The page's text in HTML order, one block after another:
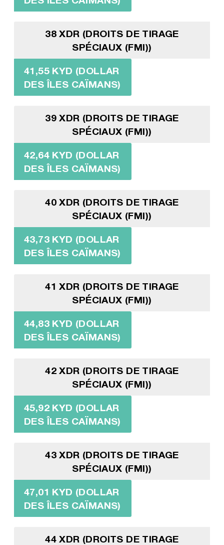
38 XDR (DROITS DE TIRAGE
SPÉCIAUX (FMI))
41,55 KYD (DOLLAR
DES ÎLES CAÏMANS)
39 XDR (DROITS DE TIRAGE
SPÉCIAUX (FMI))
42,64 KYD (DOLLAR
DES ÎLES CAÏMANS)
40 XDR (DROITS DE TIRAGE
SPÉCIAUX (FMI))
43,73 KYD (DOLLAR
DES ÎLES CAÏMANS)
41 XDR (DROITS DE TIRAGE
SPÉCIAUX (FMI))
44,83 KYD (DOLLAR
DES ÎLES CAÏMANS)
42 XDR (DROITS DE TIRAGE
SPÉCIAUX (FMI))
45,92 KYD (DOLLAR
DES ÎLES CAÏMANS)
43 XDR (DROITS DE TIRAGE
SPÉCIAUX (FMI))
47,01 KYD (DOLLAR
DES ÎLES CAÏMANS)
44 XDR (DROITS DE TIRAGE